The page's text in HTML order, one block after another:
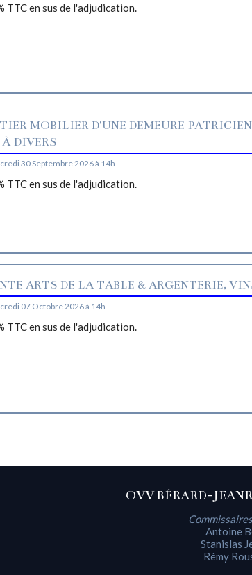
TTC en sus de l'adjudication.
MOBILIER D'UNE DEMEURE
À DIVERS
30 Septembre 2026 à 14h
TTC en sus de l'adjudication.
ARTS DE LA TABLE & ARGENTERIE,
07 Octobre 2026 à 14h
TTC en sus de l'adjudication.
OVV BÉRARD-
Antoine
Stanislas
Rémy